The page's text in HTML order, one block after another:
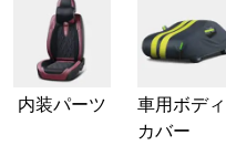
内装パーツ
車用ボディ
カバー